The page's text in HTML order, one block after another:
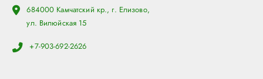
684000 Камчатский кр., г. Елизово,
ул. Вилюйская 15
+7-903-692-2626